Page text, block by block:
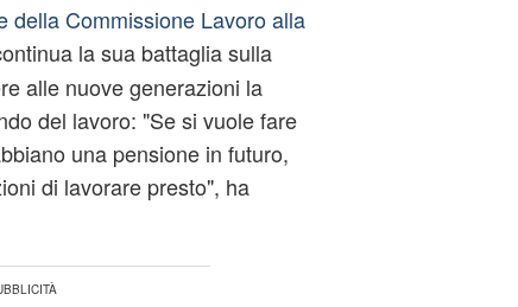
della Commissione Lavoro alla
la sua battaglia sulla
alle nuove generazioni la
del lavoro: "Se si vuole fare
una pensione in futuro,
di lavorare presto", ha